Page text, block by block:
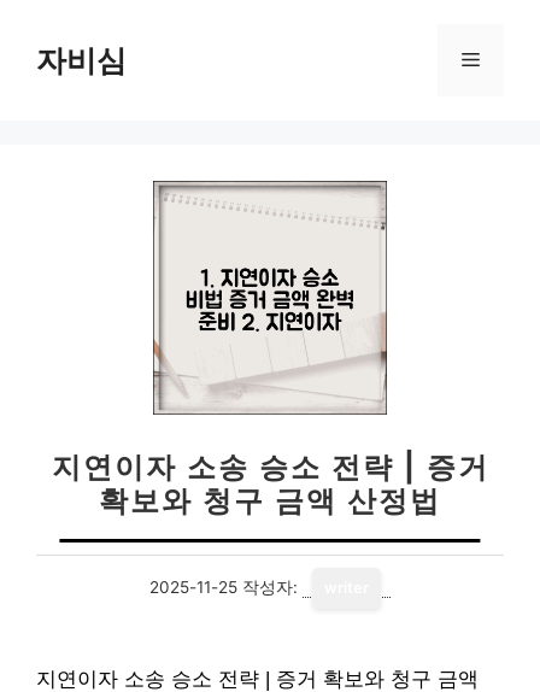
자비심 메
지연이자 소송 승소 전략 | 증거
확보와 청구 금액 산정법
2025-11-25 작성자:
지연이자 소송 승소 전략 | 증거 확보와 청구 금액